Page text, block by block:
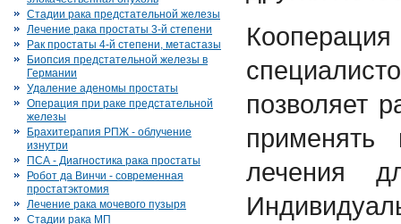
Стадии рака предстательной железы
Лечение рака простаты 3-й степени
Рак простаты 4-й степени, метастазы
Биопсия предстательной железы в
Германии
Удаление аденомы простаты
Операция при раке предстательной
железы
Брахитерапия РПЖ - облучение
изнутри
ПСА - Диагностика рака простаты
Робот да Винчи - современная
простатэктомия
Лечение рака мочевого пузыря
Стадии рака МП
позволяет
применять
лечения